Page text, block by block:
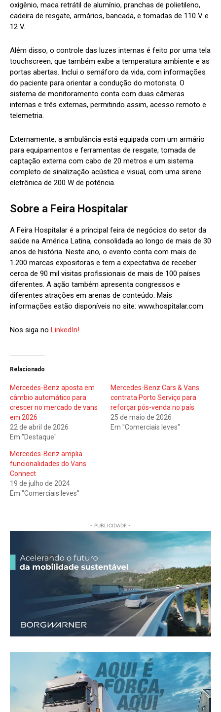
oxigênio, maca retrátil de alumínio, pranchas de polietileno,
cadeira de resgate, armários, bancada, e tomadas de 110 V e
12 V.
Além disso, o controle das luzes internas é feito por uma tela
touchscreen, que também exibe a temperatura ambiente e as
portas abertas. Inclui o semáforo da vida, com informações
do paciente para orientar a condução do motorista. O
sistema de monitoramento conta com duas câmeras
internas e três externas, permitindo assim, acesso remoto e
telemetria.
Externamente, a ambulância está equipada com um armário
para equipamentos e ferramentas de resgate, tomada de
captação externa com cabo de 20 metros e um sistema
completo de sinalização acústica e visual, com uma sirene
eletrônica de 200 W de potência.
Sobre a Feira Hospitalar
A Feira Hospitalar é a principal feira de negócios do setor da
saúde na América Latina, consolidada ao longo de mais de 30
anos de história. Neste ano, o evento conta com mais de
1.200 marcas expositoras e tem a expectativa de receber
cerca de 90 mil visitas profissionais de mais de 100 países
diferentes. A ação também apresenta congressos e
diferentes atrações em arenas de conteúdo. Mais
informações estão disponíveis no site: www.hospitalar.com.
Nos siga no LinkedIn!
Relacionado
Mercedes-Benz aposta em
câmbio automático para
crescer no mercado de vans
em 2026
22 de abril de 2026
Em "Destaque"
Mercedes-Benz Cars & Vans
contrata Porto Serviço para
reforçar pós-venda no país
25 de maio de 2026
Em "Comerciais leves"
Mercedes-Benz amplia
funcionalidades do Vans
Connect
19 de julho de 2024
Em "Comerciais leves"
- PUBLICIDADE -